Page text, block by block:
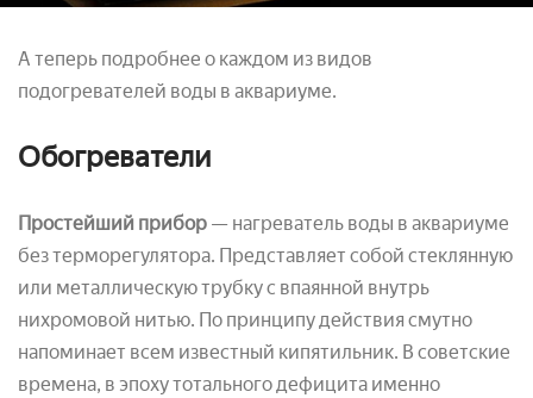
А теперь подробнее о каждом из видов
подогревателей воды в аквариуме.
Обогреватели
Простейший прибор — нагреватель воды в аквариуме
без терморегулятора. Представляет собой стеклянную
или металлическую трубку с впаянной внутрь
нихромовой нитью. По принципу действия смутно
напоминает всем известный кипятильник. В советские
времена, в эпоху тотального дефицита именно